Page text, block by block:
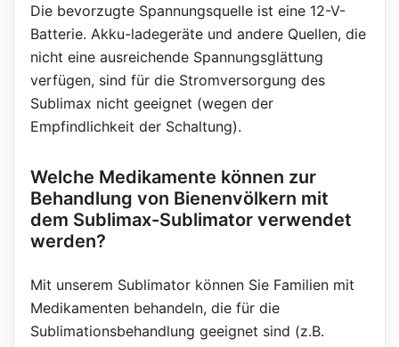
Die bevorzugte Spannungsquelle ist eine 12-V-
Batterie. Akku-ladegeräte und andere Quellen, die
nicht eine ausreichende Spannungsglättung
verfügen, sind für die Stromversorgung des
Sublimax nicht geeignet (wegen der
Empfindlichkeit der Schaltung).
Welche Medikamente können zur
Behandlung von Bienenvölkern mit
dem Sublimax-Sublimator verwendet
werden?
Mit unserem Sublimator können Sie Familien mit
Medikamenten behandeln, die für die
Sublimationsbehandlung geeignet sind (z.B.